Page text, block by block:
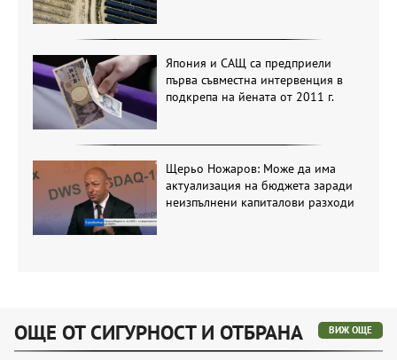
Япония и САЩ са предприели
първа съвместна интервенция в
подкрепа на йената от 2011 г.
Щерьо Ножаров: Може да има
актуализация на бюджета заради
неизпълнени капиталови разходи
ОЩЕ ОТ СИГУРНОСТ И ОТБРАНА ВИЖ ОЩЕ